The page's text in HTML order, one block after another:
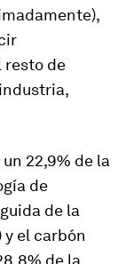
resto de
22,9% de la
de
de la
y el carbón
de la